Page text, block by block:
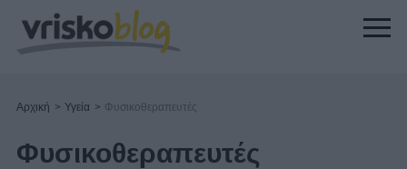
Αρχική > Υγεία > Φυσικοθεραπευτές
Φυσικοθεραπευτές